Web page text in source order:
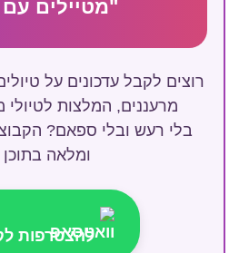
"מטיילים
רוצים לקבל עדכונים על
מרעננים, המלצות
בלי רעש ובלי ספאם?
ומלאה בתוכן
להצטרפות